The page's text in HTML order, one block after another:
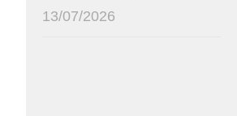
13/07/2026